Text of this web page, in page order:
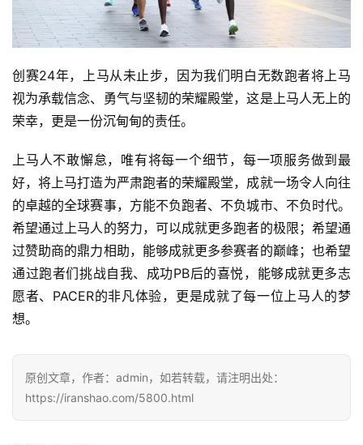
创赛24年，上马从未止步，因为我们明白无数跑者将上马
视为承载信念、勇气与坚韧的荣耀殿堂，这是上马人无上的
荣幸，更是一份沉甸甸的责任。
上马人不敢懈怠，唯有将每一个细节，每一项服务做到最
好，将上马打造为严肃跑者的荣耀殿堂，成就一场令人向往
的卓越的全球赛事，方能不负跑者、不负城市、不负时代。
希望通过上马人的努力，可以成就更多跑者的极限；希望通
过赞助商的鼎力相助，能够成就更多参赛者的巅峰；也希望
通过跑者们挑战自我、成功PB后的喜悦，能够成就更多志
愿者、PACER的非凡体验，更是成就了每一位上马人的梦
想。
原创文章，作者：admin，如若转载，请注明出处：
https://iranshao.com/5800.html